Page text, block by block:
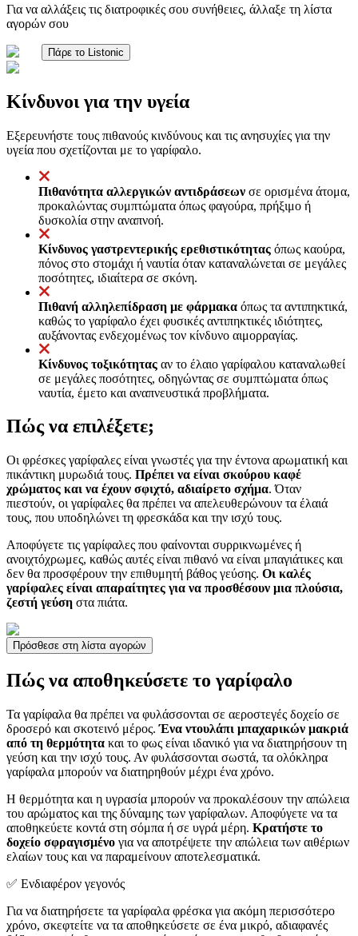
Για να αλλάξεις τις διατροφικές σου συνήθειες, άλλαξε τη λίστα
αγορών σου
Πάρε το Listonic
Κίνδυνοι για την υγεία
Εξερευνήστε τους πιθανούς κινδύνους και τις ανησυχίες για την
υγεία που σχετίζονται με το γαρίφαλο.
Πιθανότητα αλλεργικών αντιδράσεων σε ορισμένα άτομα,
προκαλώντας συμπτώματα όπως φαγούρα, πρήξιμο ή
δυσκολία στην αναπνοή.
Κίνδυνος γαστρεντερικής ερεθιστικότητας όπως καούρα,
πόνος στο στομάχι ή ναυτία όταν καταναλώνεται σε μεγάλες
ποσότητες, ιδιαίτερα σε σκόνη.
Πιθανή αλληλεπίδραση με φάρμακα όπως τα αντιπηκτικά,
καθώς το γαρίφαλο έχει φυσικές αντιπηκτικές ιδιότητες,
αυξάνοντας ενδεχομένως τον κίνδυνο αιμορραγίας.
Κίνδυνος τοξικότητας αν το έλαιο γαρίφαλου καταναλωθεί
σε μεγάλες ποσότητες, οδηγώντας σε συμπτώματα όπως
ναυτία, έμετο και αναπνευστικά προβλήματα.
Πώς να επιλέξετε;
Οι φρέσκες γαρίφαλες είναι γνωστές για την έντονα αρωματική και
πικάντικη μυρωδιά τους. Πρέπει να είναι σκούρου καφέ
χρώματος και να έχουν σφιχτό, αδιαίρετο σχήμα. Όταν
πιεστούν, οι γαρίφαλες θα πρέπει να απελευθερώνουν τα έλαιά
τους, που υποδηλώνει τη φρεσκάδα και την ισχύ τους.
Αποφύγετε τις γαρίφαλες που φαίνονται συρρικνωμένες ή
ανοιχτόχρωμες, καθώς αυτές είναι πιθανό να είναι μπαγιάτικες και
δεν θα προσφέρουν την επιθυμητή βάθος γεύσης. Οι καλές
γαρίφαλες είναι απαραίτητες για να προσθέσουν μια πλούσια,
ζεστή γεύση στα πιάτα.
Πρόσθεσε στη λίστα αγορών
Πώς να αποθηκεύσετε το γαρίφαλο
Τα γαρίφαλα θα πρέπει να φυλάσσονται σε αεροστεγές δοχείο σε
δροσερό και σκοτεινό μέρος.Ένα ντουλάπι μπαχαρικών μακριά
από τη θερμότητα και το φως είναι ιδανικό για να διατηρήσουν τη
γεύση και την ισχύ τους. Αν φυλάσσονται σωστά, τα ολόκληρα
γαρίφαλα μπορούν να διατηρηθούν μέχρι ένα χρόνο.
Η θερμότητα και η υγρασία μπορούν να προκαλέσουν την απώλεια
του αρώματος και της δύναμης των γαρίφαλων. Αποφύγετε να τα
αποθηκεύετε κοντά στη σόμπα ή σε υγρά μέρη. Κρατήστε το
δοχείο σφραγισμένο για να αποτρέψετε την απώλεια των αιθέριων
ελαίων τους και να παραμείνουν αποτελεσματικά.
✅ Ενδιαφέρον γεγονός
Για να διατηρήσετε τα γαρίφαλα φρέσκα για ακόμη περισσότερο
χρόνο, σκεφτείτε να τα αποθηκεύσετε σε ένα μικρό, αδιαφανές